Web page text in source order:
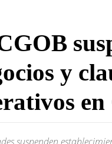
y